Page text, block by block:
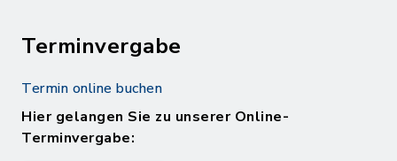
Terminvergabe
Termin online buchen
Hier gelangen Sie zu unserer Online-
Terminvergabe: